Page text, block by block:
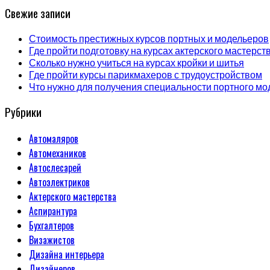
Свежие записи
Стоимость престижных курсов портных и модельеров
Где пройти подготовку на курсах актерского
Сколько нужно учиться на курсах кройки и шитья
Где пройти курсы парикмахеров с трудоустройством
Что нужно для получения специальности портного
Рубрики
Автомаляров
Автомехаников
Автослесарей
Автоэлектриков
Актерского мастерства
Аспирантура
Бухгалтеров
Визажистов
Дизайна интерьера